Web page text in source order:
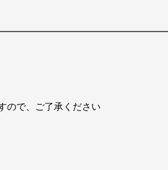
ので、ご了承ください